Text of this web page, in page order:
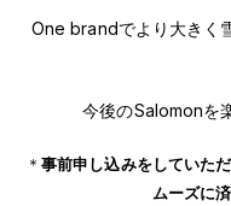
One brandでより大きく
今後のSalomonを
＊事前申し込みをしていた
ムーズに